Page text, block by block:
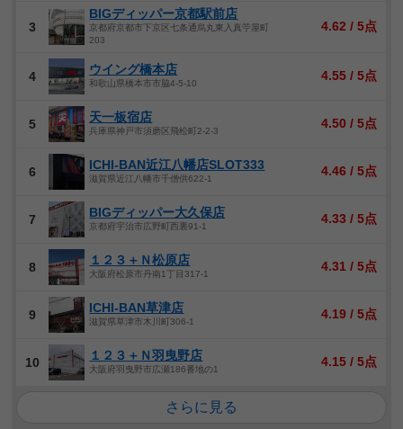
3
BIGディッパー京都駅前店
京都府京都市下京区七条通烏丸東入真苧屋町
203
4.62 / 5点
4 ウイング橋本店
和歌山県橋本市市脇4-5-10
4.55 / 5点
5 天一板宿店
兵庫県神戸市須磨区飛松町2-2-3
4.50 / 5点
6 ICHI-BAN近江八幡店SLOT333
滋賀県近江八幡市千僧供622-1
4.46 / 5点
7 BIGディッパー大久保店
京都府宇治市広野町西裏91-1
4.33 / 5点
8 １２３＋Ｎ松原店
大阪府松原市丹南1丁目317-1
4.31 / 5点
9 ICHI-BAN草津店
滋賀県草津市木川町306-1
4.19 / 5点
10 １２３＋Ｎ羽曳野店
大阪府羽曳野市広瀬186番地の1
4.15 / 5点
さらに見る